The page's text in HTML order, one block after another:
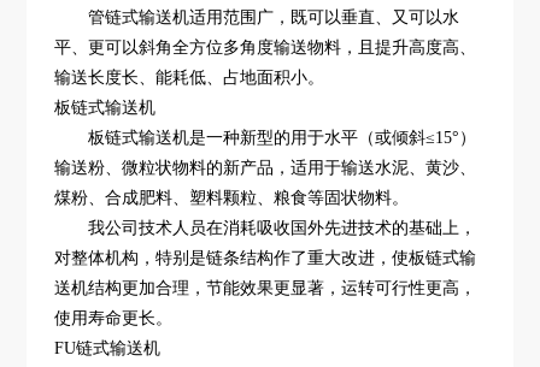
 管链式输送机适用范围广，既可以垂直、又可以水
平、更可以斜角全方位多角度输送物料，且提升高度高、
输送长度长、能耗低、占地面积小。
板链式输送机
 板链式输送机是一种新型的用于水平（或倾斜≤15°）
输送粉、微粒状物料的新产品，适用于输送水泥、黄沙、
煤粉、合成肥料、塑料颗粒、粮食等固状物料。
 我公司技术人员在消耗吸收国外先进技术的基础上，
对整体机构，特别是链条结构作了重大改进，使板链式输
送机结构更加合理，节能效果更显著，运转可行性更高，
使用寿命更长。
FU链式输送机